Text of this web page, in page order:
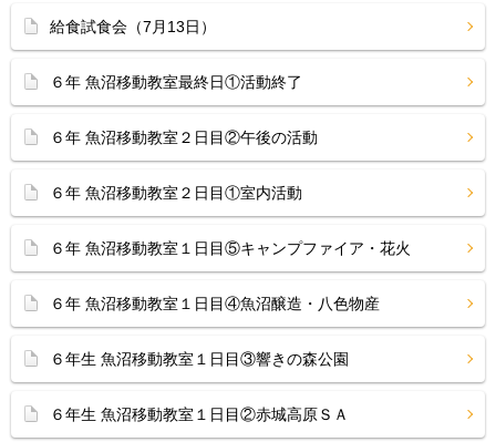
給食試食会（7月13日）
６年 魚沼移動教室最終日①活動終了
６年 魚沼移動教室２日目②午後の活動
６年 魚沼移動教室２日目①室内活動
６年 魚沼移動教室１日目⑤キャンプファイア・花火
６年 魚沼移動教室１日目④魚沼醸造・八色物産
６年生 魚沼移動教室１日目③響きの森公園
６年生 魚沼移動教室１日目②赤城高原ＳＡ